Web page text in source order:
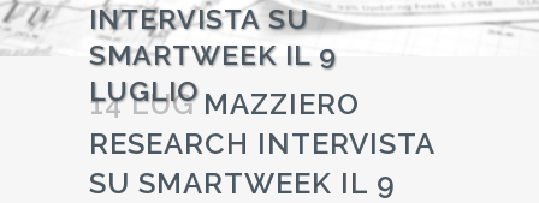
INTERVISTA SU
SMARTWEEK IL 9
LUGLIO
14 LUGMAZZIERO
RESEARCH INTERVISTA
SU SMARTWEEK IL 9